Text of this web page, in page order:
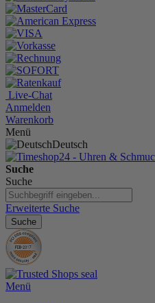
Live-Chat
Anmelden
Warenkorb
Menü
Deutsch
Suche
Suche
Erweiterte Suche
Suche
Menü